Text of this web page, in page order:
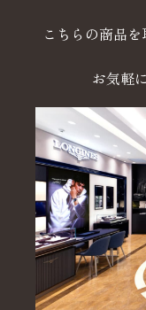
こちらの商品
お気軽